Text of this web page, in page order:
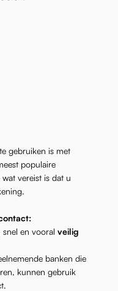
gebruiken is met
populaire
vereist is dat u
en vooral veilig
banken die
kunnen gebruik